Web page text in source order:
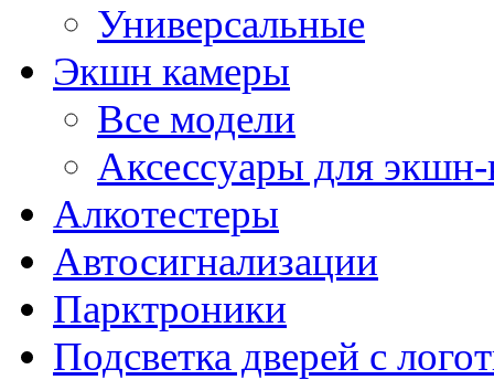
Универсальные
Экшн камеры
Все модели
Аксессуары для
Алкотестеры
Автосигнализации
Парктроники
Подсветка дверей с